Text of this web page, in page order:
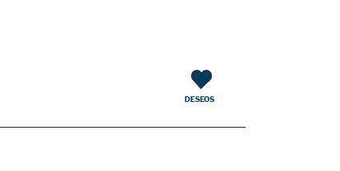
DESEOS